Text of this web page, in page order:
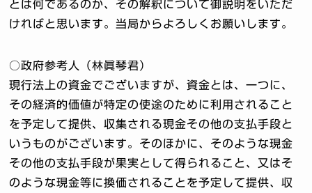
とは何であるのか、その解釈について御説明をいただ
ければと思います。当局からよろしくお願いします。
○政府参考人（林眞琴君）
現行法上の資金でございますが、資金とは、一つに、
その経済的価値が特定の使途のために利用されること
を予定して提供、収集される現金その他の支払手段と
いうものがございます。そのほかに、そのような現金
その他の支払手段が果実として得られること、又はそ
のような現金等に換価されることを予定して提供、収